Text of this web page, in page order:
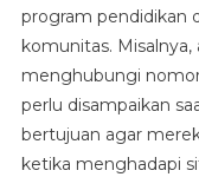
program pendidikan
komunitas. Misalnya,
menghubungi
perlu disampaikan
bertujuan agar
ketika menghadapi